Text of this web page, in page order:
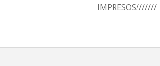
IMPRESOS///////